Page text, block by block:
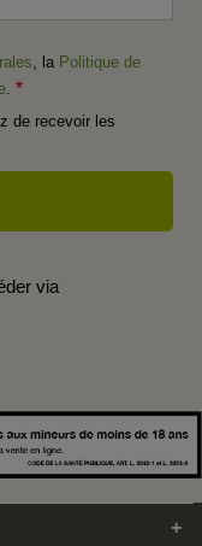
, la Politique de
de recevoir les
via